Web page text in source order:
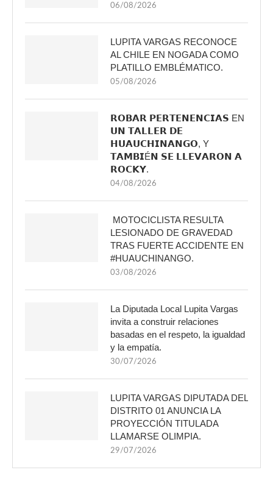
06/08/2026
LUPITA VARGAS RECONOCE
AL CHILE EN NOGADA COMO
PLATILLO EMBLÉMATICO.
05/08/2026
𝗥𝗢𝗕𝗔𝗥 𝗣𝗘𝗥𝗧𝗘𝗡𝗘𝗡𝗖𝗜𝗔𝗦 EN
𝗨𝗡 𝗧𝗔𝗟𝗟𝗘𝗥 𝗗𝗘
𝗛𝗨𝗔𝗨𝗖𝗛𝗜𝗡𝗔𝗡𝗚𝗢, Y
𝗧𝗔𝗠𝗕𝗜É𝗡 𝗦𝗘 𝗟𝗟𝗘𝗩𝗔𝗥𝗢𝗡 𝗔
𝗥𝗢𝗖𝗞𝗬.
04/08/2026
MOTOCICLISTA RESULTA
LESIONADO DE GRAVEDAD
TRAS FUERTE ACCIDENTE EN
#HUAUCHINANGO.
03/08/2026
La Diputada Local Lupita Vargas
invita a construir relaciones
basadas en el respeto, la igualdad
y la empatía.
30/07/2026
LUPITA VARGAS DIPUTADA DEL
DISTRITO 01 ANUNCIA LA
PROYECCIÓN TITULADA
LLAMARSE OLIMPIA.
29/07/2026